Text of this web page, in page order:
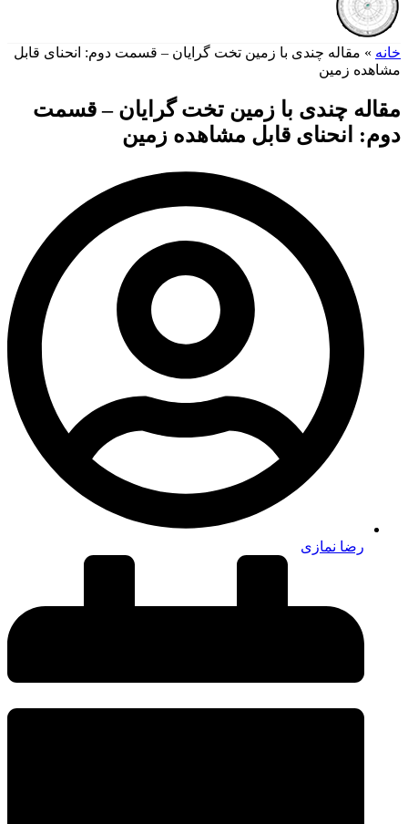
خانه » مقاله چندی با زمین تخت گرایان – قسمت دوم: انحنای قابل
مشاهده زمین
مقاله چندی با زمین تخت گرایان – قسمت
دوم: انحنای قابل مشاهده زمین
رضا نمازی